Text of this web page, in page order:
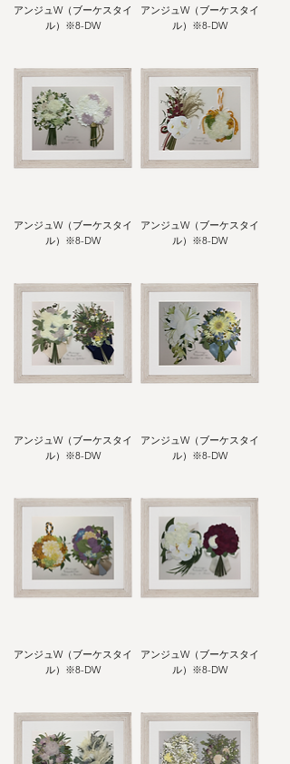
アンジュW（ブーケスタイ
ル）※8-DW
アンジュW（ブーケスタイ
ル）※8-DW
アンジュW（ブーケスタイ
ル）※8-DW
アンジュW（ブーケスタイ
ル）※8-DW
アンジュW（ブーケスタイ
ル）※8-DW
アンジュW（ブーケスタイ
ル）※8-DW
アンジュW（ブーケスタイ
ル）※8-DW
アンジュW（ブーケスタイ
ル）※8-DW